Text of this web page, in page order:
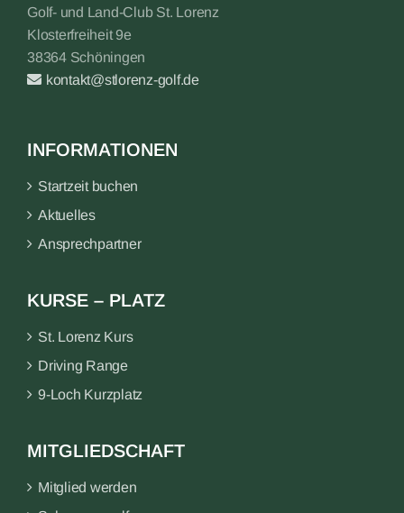
Golf- und Land-Club St. Lorenz
Klosterfreiheit 9e
38364 Schöningen
kontakt@stlorenz-golf.de
INFORMATIONEN
Startzeit buchen
Aktuelles
Ansprechpartner
KURSE – PLATZ
St. Lorenz Kurs
Driving Range
9-Loch Kurzplatz
MITGLIEDSCHAFT
Mitglied werden